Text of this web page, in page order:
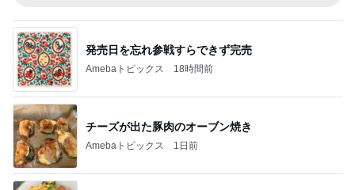
チーズが出た豚肉のオーブン焼き
Amebaトピックス 1日前
かとうかず子 麻酔の顔で天ぷら
Amebaトピックス 21時間前